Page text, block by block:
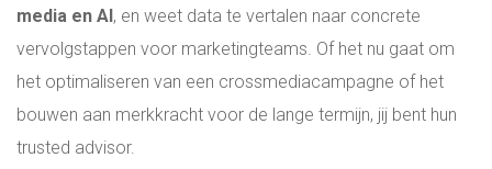
PARTNERS
WIE ZIJN WIJ?
media en AI, en weet data te vertalen naar concrete
vervolgstappen voor marketingteams. Of het nu gaat om
het optimaliseren van een crossmediacampagne of het
bouwen aan merkkracht voor de lange termijn, jij bent hun
trusted advisor.